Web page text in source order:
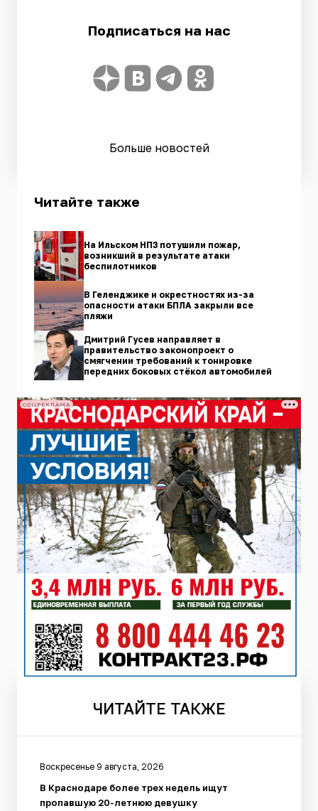
Подписаться на нас
Больше новостей
Читайте также
На Ильском НПЗ потушили пожар,
возникший в результате атаки
беспилотников
В Геленджике и окрестностях из-за
опасности атаки БПЛА закрыли все
пляжи
Дмитрий Гусев направляет в
правительство законопроект о
смягчении требований к тонировке
передних боковых стёкол автомобилей
СОЦРЕКЛАМА
ЧИТАЙТЕ ТАКЖЕ
Воскресенье 9 августа, 2026
В Краснодаре более трех недель ищут
пропавшую 20-летнюю девушку